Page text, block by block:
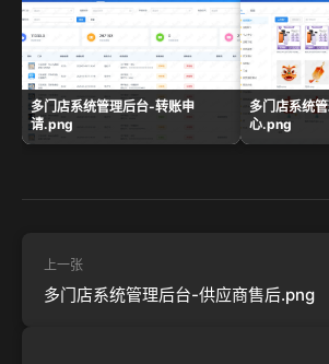
多门店系统管理后台-转账申
请.png
多门店系统
心.png
上一张
多门店系统管理后台-供应商售后.png